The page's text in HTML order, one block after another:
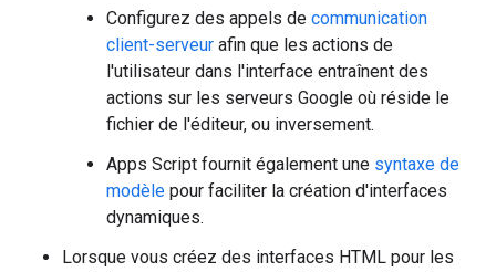
Configurez des appels de communication
client-serveur afin que les actions de
l'utilisateur dans l'interface entraînent des
actions sur les serveurs Google où réside le
fichier de l'éditeur, ou inversement.
Apps Script fournit également une syntaxe de
modèle pour faciliter la création d'interfaces
dynamiques.
Lorsque vous créez des interfaces HTML pour les